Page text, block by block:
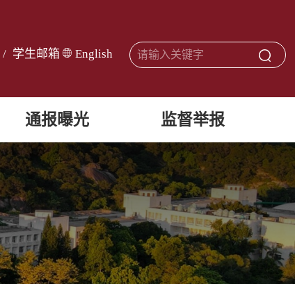
/ 学生邮箱 English
通报曝光 监督举报